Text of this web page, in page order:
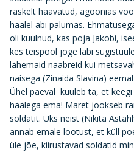
raskelt haavatud, agoonias
häälel abi palumas.
oli kuulnud, kas poja Jakobi,
kes teispool jõge läbi
lähemaid naabreid kui
naisega (Zinaida Slavina)
Ühel päeval kuuleb ta, et
häälega ema! Maret jookseb
soldatit. Üks neist (Nikita
annab emale lootust, et küll
üle jõe, kiirustavad soldatid